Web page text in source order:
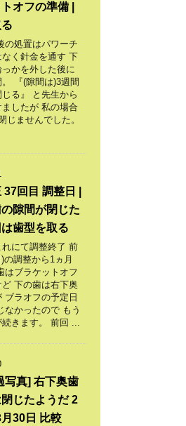
オフの準備 |
の処置はパワーチ
なく針金を通す 下
かを外した後に
『(隙間は)3週間
る』 と先生から
したが 私の場合
じませんでした。
回目 調整日 |
隙間が閉じた
歯型を取る
にて調整終了 前
の調整から1ヵ月
はブラケットオフ
ど 下の歯は右下奥
ブラオフの予定日
なかったので もう
続きます。 前回 ...
写真] 右下奥歯
じたようだ 2
30日 比較